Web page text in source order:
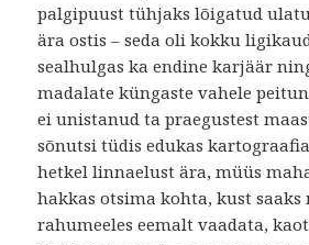
palgipuust tühjaks lõigatud
ära ostis – seda oli kokku
sealhulgas ka endine karjäär
madalate küngaste vahele
ei unistanud ta praegustest
sõnutsi tüdis edukas
hetkel linnaelust ära, müüs
hakkas otsima kohta, kust saaks
rahumeeles eemalt vaadata,